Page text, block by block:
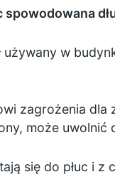
używany w
zagrożenia
może uwolnić
się do płuc i